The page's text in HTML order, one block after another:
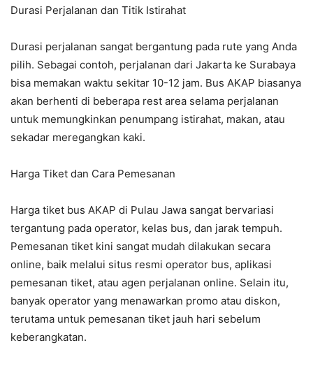
Durasi Perjalanan dan Titik Istirahat
Durasi perjalanan sangat bergantung pada rute yang Anda
pilih. Sebagai contoh, perjalanan dari Jakarta ke Surabaya
bisa memakan waktu sekitar 10-12 jam. Bus AKAP biasanya
akan berhenti di beberapa rest area selama perjalanan
untuk memungkinkan penumpang istirahat, makan, atau
sekadar meregangkan kaki.
Harga Tiket dan Cara Pemesanan
Harga tiket bus AKAP di Pulau Jawa sangat bervariasi
tergantung pada operator, kelas bus, dan jarak tempuh.
Pemesanan tiket kini sangat mudah dilakukan secara
online, baik melalui situs resmi operator bus, aplikasi
pemesanan tiket, atau agen perjalanan online. Selain itu,
banyak operator yang menawarkan promo atau diskon,
terutama untuk pemesanan tiket jauh hari sebelum
keberangkatan.